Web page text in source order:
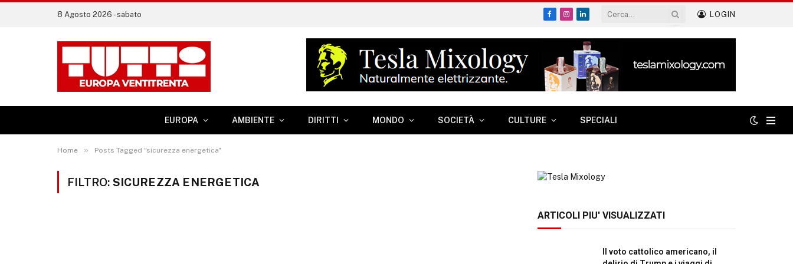
8 Agosto 2026 - sabato
Facebook
Instagram
LinkedIn
LOGIN
EUROPA AMBIENTE DIRITTI MONDO SOCIETÀ CULTURE SPECIALI
Home » Posts Tagged "sicurezza energetica"
FILTRO: SICUREZZA ENERGETICA
ARTICOLI PIU' VISUALIZZATI
Il voto cattolico americano, il